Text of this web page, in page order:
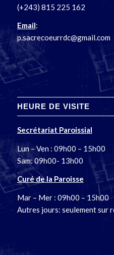
(+243) 815 225 162
Email:
p.sacrecoeurrdc@gmail.com
HEURE DE VISITE
Secrétariat Paroissial
Lun – Ven : 09h00 – 15h00
Sam: 09h00- 13h00
Curé de la Paroisse
Mar – Mer : 09h00 – 15h00
Autres jours: seulement sur